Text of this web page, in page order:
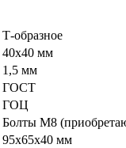
Т-образное
40х40 мм
1,5 мм
ГОСТ
ГОЦ
Болты М8
95х65х40 мм